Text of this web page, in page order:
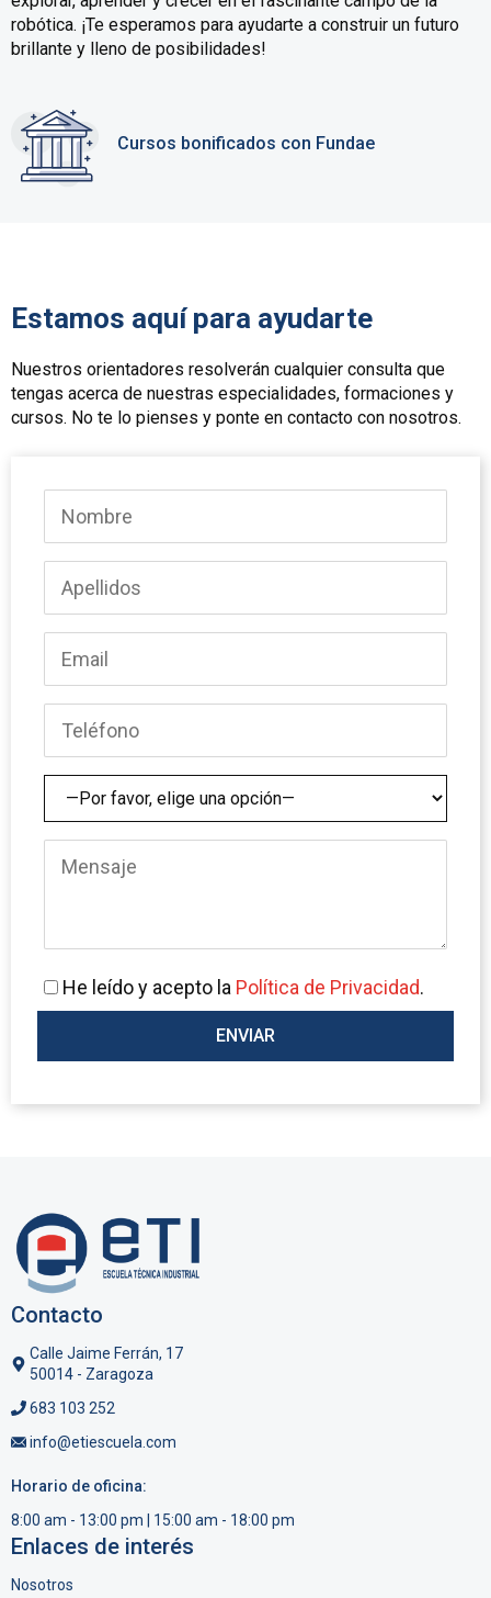
robótica. ¡Te esperamos para ayudarte a construir un futuro
brillante y lleno de posibilidades!
Cursos bonificados con Fundae
Estamos aquí para ayudarte
Nuestros orientadores resolverán cualquier consulta que
tengas acerca de nuestras especialidades, formaciones y
cursos. No te lo pienses y ponte en contacto con nosotros.
He leído y acepto la Política de Privacidad.
Contacto
Calle Jaime Ferrán, 17
50014 - Zaragoza
683 103 252
info@etiescuela.com
Horario de oficina:
8:00 am - 13:00 pm | 15:00 am - 18:00 pm
Enlaces de interés
Nosotros